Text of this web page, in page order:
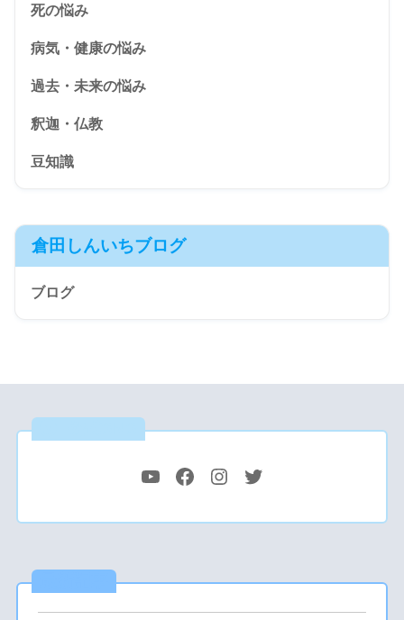
死の悩み
病気・健康の悩み
過去・未来の悩み
釈迦・仏教
豆知識
倉田しんいちブログ
ブログ